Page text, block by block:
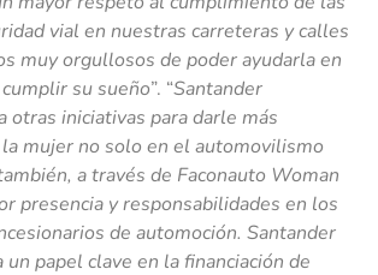
vial en nuestras carreteras y calles
muy orgullosos de poder ayudarla en
su sueño”. “Santander
otras iniciativas para darle más
mujer no solo en el automovilismo
a través de Faconauto Woman
presencia y responsabilidades en los
de automoción. Santander
un papel clave en la financiación de